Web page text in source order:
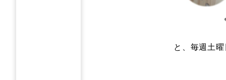
と、毎週土